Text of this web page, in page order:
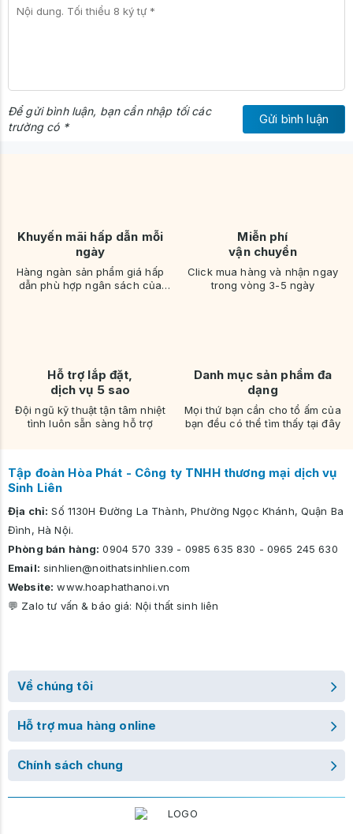
Để gửi bình luận, bạn cần nhập tối các
trường có *
Gửi bình luận
Khuyến mãi hấp dẫn mỗi
ngày
Hàng ngàn sản phẩm giá hấp
dẫn phù hợp ngân sách của
Miễn phí
vận chuyển
Click mua hàng và nhận ngay
trong vòng 3-5 ngày
Hỗ trợ lắp đặt,
dịch vụ 5 sao
Đội ngũ kỹ thuật tận tâm nhiệt
tình luôn sẵn sàng hỗ trợ
Danh mục sản phẩm đa
dạng
Mọi thứ bạn cần cho tổ ấm của
bạn đều có thể tìm thấy tại đây
Tập đoàn Hòa Phát - Công ty TNHH thương mại dịch vụ
Sinh Liên
Địa chỉ: Số 1130H Đường La Thành, Phường Ngọc Khánh, Quận Ba
Đình, Hà Nội.
Phòng bán hàng: 0904 570 339 - 0985 635 830 - 0965 245 630
Email: sinhlien@noithatsinhlien.com
Website: www.hoaphathanoi.vn
💬 Zalo tư vấn & báo giá: Nội thất sinh liên
Về chúng tôi
Hỗ trợ mua hàng online
Chính sách chung